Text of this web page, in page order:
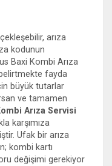
arıza
kodunun
Baxi Kombi Arıza
fayda
büyük tutarlar
ve tamamen
Arıza Servisi
karşımıza
Ufak bir arıza
kombi kartı
değişimi gerekiyor